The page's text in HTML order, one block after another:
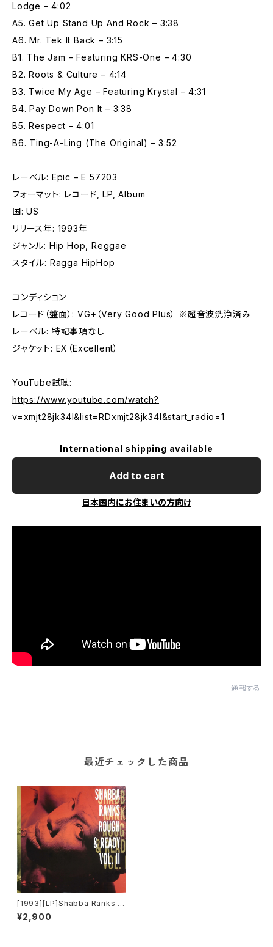
Lodge – 4:02
A5. Get Up Stand Up And Rock – 3:38
A6. Mr. Tek It Back – 3:15
B1. The Jam – Featuring KRS-One – 4:30
B2. Roots & Culture – 4:14
B3. Twice My Age – Featuring Krystal – 4:31
B4. Pay Down Pon It – 3:38
B5. Respect – 4:01
B6. Ting-A-Ling (The Original) – 3:52
レーベル: Epic – E 57203
フォーマット: レコード, LP, Album
国: US
リリース年: 1993年
ジャンル: Hip Hop, Reggae
スタイル: Ragga HipHop
コンディション
レコード（盤面）: VG+（Very Good Plus） ※超音波洗浄済み
レーベル: 特記事項なし
ジャケット: EX（Excellent）
YouTube試聴:
https://www.youtube.com/watch?
v=xmjt28jk34I&list=RDxmjt28jk34I&start_radio=1
International shipping available
Add to cart
日本国内にお住まいの方向け
通報する
最近チェックした商品
[1993][LP]Shabba Ranks –
Rough & Ready - Volume II
[Epic]
¥2,900